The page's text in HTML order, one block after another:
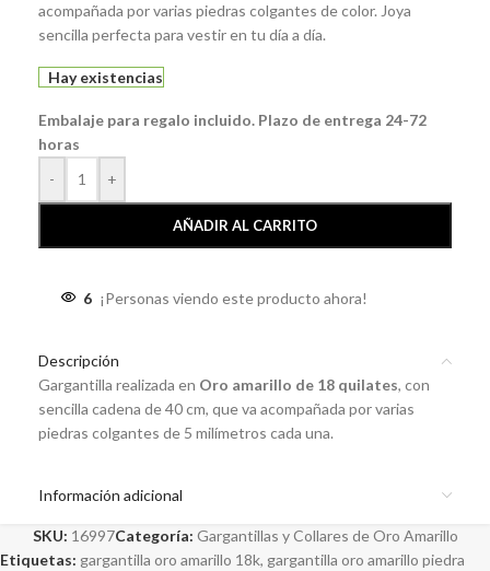
acompañada por varias piedras colgantes de color. Joya
sencilla perfecta para vestir en tu día a día.
Hay existencias
Embalaje para regalo incluido. Plazo de entrega 24-72
horas
-
+
AÑADIR AL CARRITO
6 ¡Personas viendo este producto ahora!
Descripción
Gargantilla realizada en Oro amarillo de 18 quilates, con
sencilla cadena de 40 cm, que va acompañada por varias
piedras colgantes de 5 milímetros cada una.
Información adicional
SKU: 16997Categoría: Gargantillas y Collares de Oro Amarillo
Etiquetas: gargantilla oro amarillo 18k, gargantilla oro amarillo piedra